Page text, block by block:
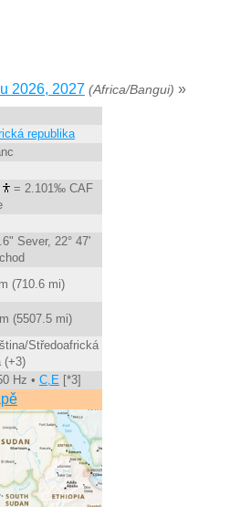
2026, 2027 (Africa/Bangui) »
republika
= 2.101‰ CAF
Sever, 22° 47'
(710.6 mi)
(5507.5 mi)
Středoafrická
(+3)
Hz • C,E[*3]